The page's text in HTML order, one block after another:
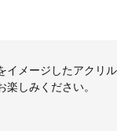
メージしたアクリル
しみください。